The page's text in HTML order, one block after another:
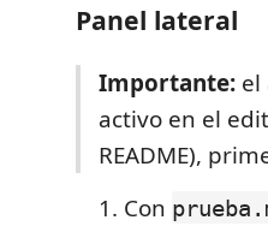
Panel lateral
Importante: el
activo en el
README),
Con